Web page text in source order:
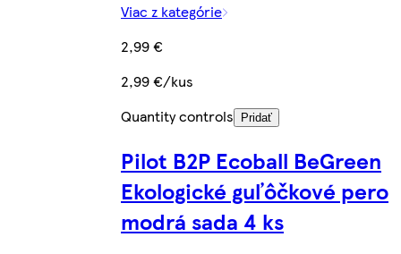
Viac z kategórie
2,99 €
2,99 €/kus
Quantity controls
Pridať
Pilot B2P Ecoball BeGreen
Ekologické guľôčkové pero
modrá sada 4 ks